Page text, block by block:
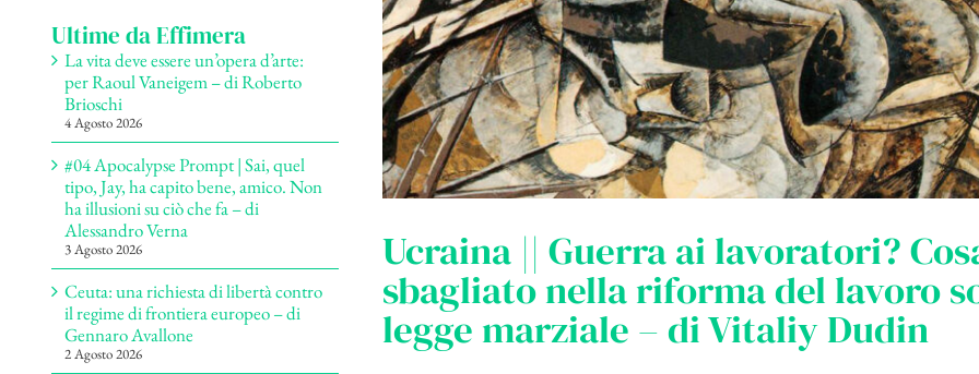
Ucraina || Guerra ai lavoratori?
sbagliato nella riforma del lavoro
legge marziale – di Vitaliy Dudin
Ultime da Effimera
La vita deve essere un’opera d’arte:
per Raoul Vaneigem – di Roberto
Brioschi
4 Agosto 2026
#04 Apocalypse Prompt | Sai, quel
tipo, Jay, ha capito bene, amico. Non
ha illusioni su ciò che fa – di
Alessandro Verna
3 Agosto 2026
Ceuta: una richiesta di libertà contro
il regime di frontiera europeo – di
Gennaro Avallone
2 Agosto 2026